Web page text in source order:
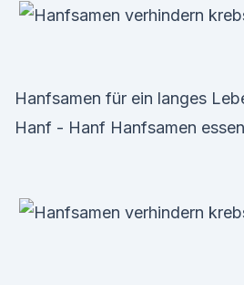
Hanfsamen für ein langes
Hanf - Hanf Hanfsamen